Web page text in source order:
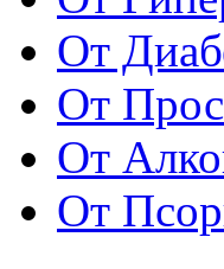
От
От
От
От